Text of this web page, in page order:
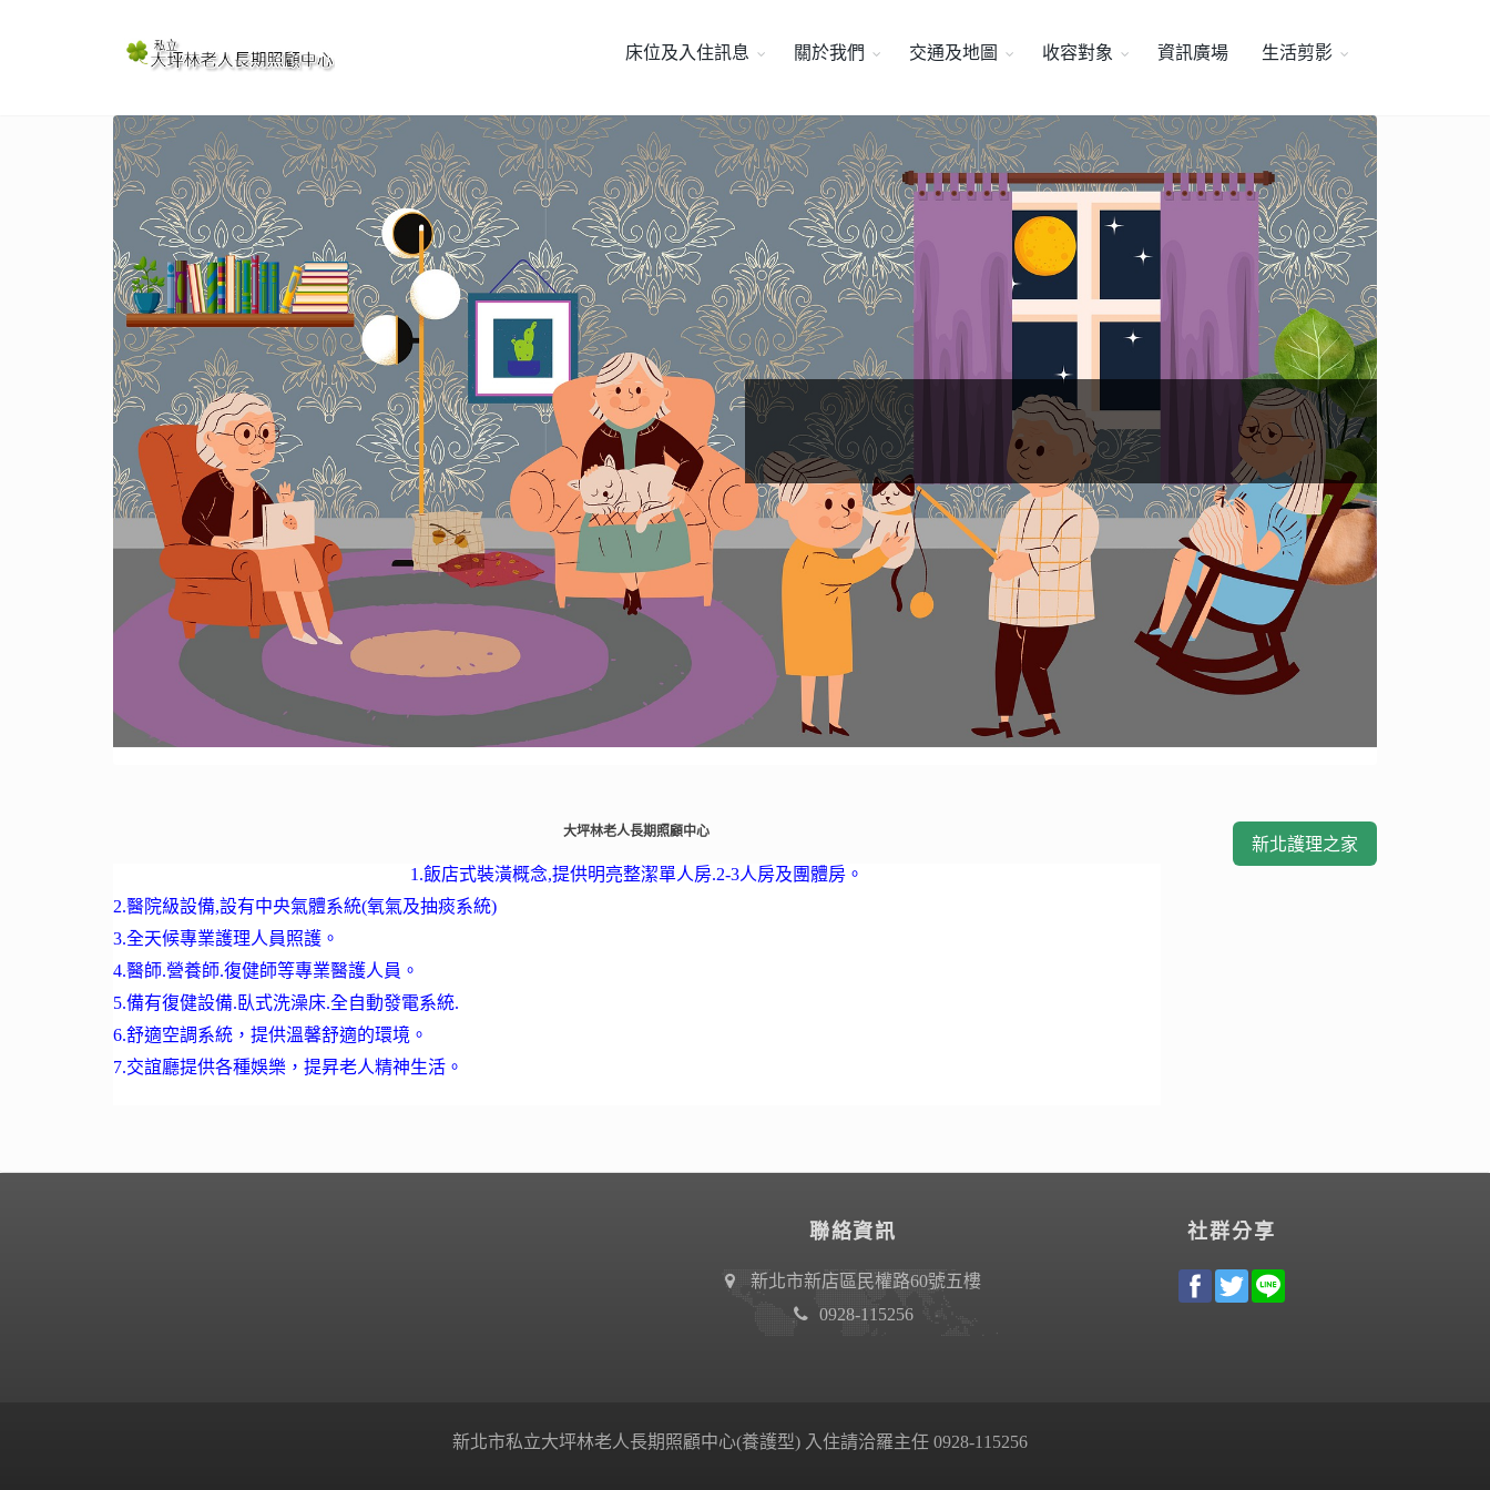
床位及入住訊息 關於我們 交通及地圖 收容對象 資訊廣場 生活剪影
大坪林老人長期照顧中心
1.飯店式裝潢概念,提供明亮整潔單人房.2-3人房及團體房。
2.醫院級設備,設有中央氣體系統(氧氣及抽痰系統)
3.全天候專業護理人員照護。
4.醫師.營養師.復健師等專業醫護人員。
5.備有復健設備.臥式洗澡床.全自動發電系統.
6.舒適空調系統，提供溫馨舒適的環境。
7.交誼廳提供各種娛樂，提昇老人精神生活。
新北護理之家
聯絡資訊
新北市新店區民權路60號五樓
0928-115256
社群分享
新北市私立大坪林老人長期照顧中心(養護型) 入住請洽羅主任 0928-115256